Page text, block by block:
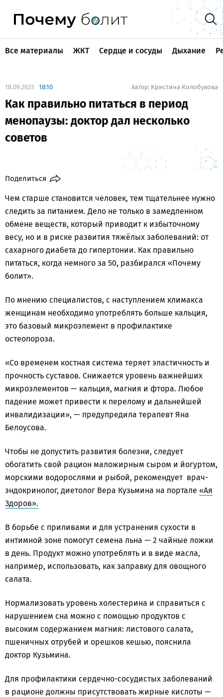
Все материалы ЖКТ Сердце и сосуды Дыхание
18.09.2023 18:10 Автор: Кристина Колобухова
Как правильно питаться в период
менопаузы: доктор дал несколько
советов
Поделиться
Чем старше становится человек, тем тщательнее нужно
следить за питанием. Дело не только в замедленном
обмене веществ, который приводит к избыточному
весу, но и в риске развития тяжёлых заболеваний: от
сахарного диабета до гипертонии. Как правильно
питаться, когда немного за 50, разбирался «Почему
болит».
По мнению специалистов, с наступлением климакса
женщинам необходимо употреблять больше кальция,
это базовый микроэлемент в профилактике
остеопороза.
«Со временем костная система теряет эластичность и
прочность суставов. Снижается уровень важнейших
микроэлементов — кальция, магния и фтора. Любое
падение может привести к перелому и дальнейшей
инвалидизации», — предупредила терапевт Яна
Белоусова.
Чтобы не допустить развития болезни, следует
обогатить свой рацион маложирным сыром и йогуртом,
морскими водорослями и рыбой, рекомендует врач-
эндокринолог, диетолог Вера Кузьмина на портале «Ая
Здоров».
В борьбе с приливами и для устранения сухости в
интимной зоне помогут семена льна — 2 чайные ложки
в день. Продукт можно употреблять и в виде масла,
например, использовать, как заправку для овощного
салата.
Нормализовать уровень холестерина и справиться с
нарушением сна можно с помощью продуктов с
высоким содержанием магния: листового салата,
пшеничных отрубей и орешков кешью, пояснила
доктор Кузьмина.
Для профилактики сердечно-сосудистых заболеваний
в рационе должны присутствовать жирные кислоты —